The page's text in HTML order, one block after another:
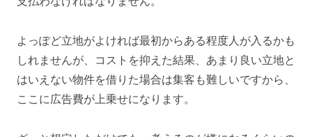
よっぽど立地がよければ最初からある程度人が入るかも
しれませんが、コストを抑えた結果、あまり良い立地と
はいえない物件を借りた場合は集客も難しいですから、
ここに広告費が上乗せになります。